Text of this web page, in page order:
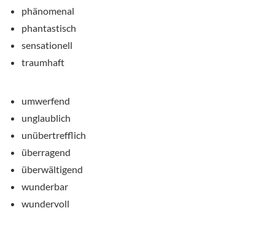
phänomenal
phantastisch
sensationell
traumhaft
umwerfend
unglaublich
unübertrefflich
überragend
überwältigend
wunderbar
wundervoll